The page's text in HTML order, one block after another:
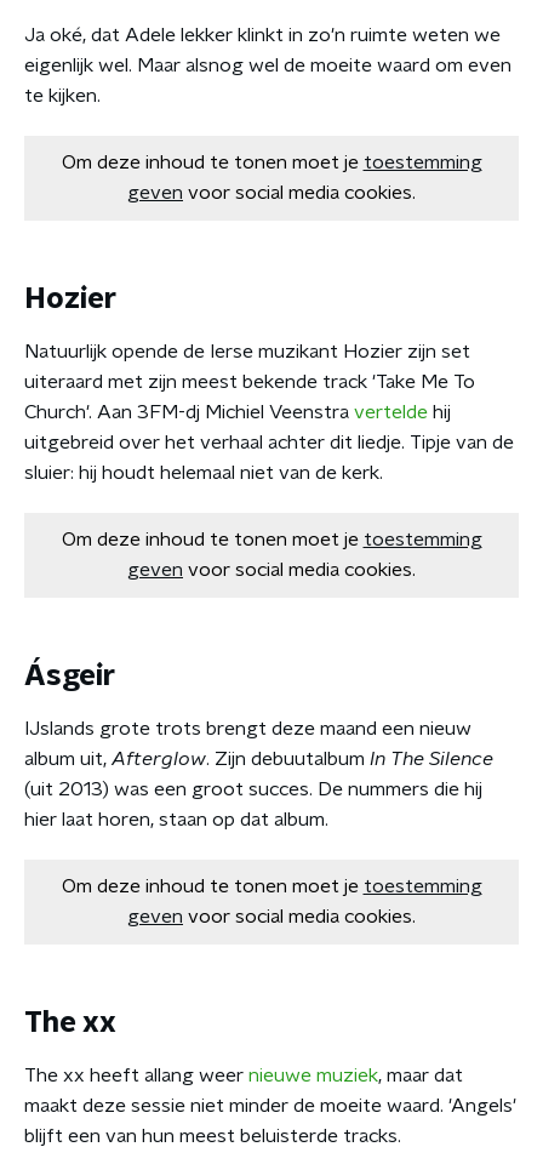
Ja oké, dat Adele lekker klinkt in zo'n ruimte weten we
eigenlijk wel. Maar alsnog wel de moeite waard om even
te kijken.
Om deze inhoud te tonen moet je toestemming
geven voor social media cookies.
Hozier
Natuurlijk opende de Ierse muzikant Hozier zijn set
uiteraard met zijn meest bekende track 'Take Me To
Church'. Aan 3FM-dj Michiel Veenstra vertelde hij
uitgebreid over het verhaal achter dit liedje. Tipje van de
sluier: hij houdt helemaal niet van de kerk.
Om deze inhoud te tonen moet je toestemming
geven voor social media cookies.
Ásgeir
IJslands grote trots brengt deze maand een nieuw
album uit, Afterglow. Zijn debuutalbum In The Silence
(uit 2013) was een groot succes. De nummers die hij
hier laat horen, staan op dat album.
Om deze inhoud te tonen moet je toestemming
geven voor social media cookies.
The xx
The xx heeft allang weer nieuwe muziek, maar dat
maakt deze sessie niet minder de moeite waard. 'Angels'
blijft een van hun meest beluisterde tracks.